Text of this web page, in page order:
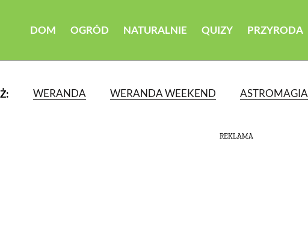
DOM OGRÓD NATURALNIE QUIZY PRZYRODA
WERANDA WERANDA WEEKEND ASTROMAGIA
REKLAMA